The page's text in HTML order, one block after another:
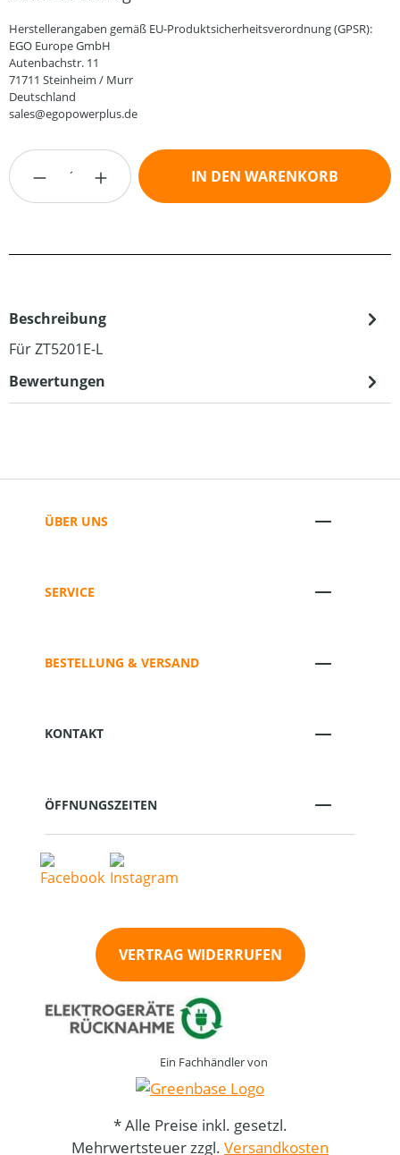
Herstellerangaben gemäß EU-Produktsicherheitsverordnung (GPSR):
EGO Europe GmbH
Autenbachstr. 11
71711 Steinheim / Murr
Deutschland
sales@egopowerplus.de
Produkt Anzahl: Gib den gewünschten
IN DEN WARENKORB
Beschreibung
Für ZT5201E-L
Bewertungen
ÜBER UNS
SERVICE
BESTELLUNG & VERSAND
KONTAKT
ÖFFNUNGSZEITEN
VERTRAG WIDERRUFEN
Ein Fachhändler von
* Alle Preise inkl. gesetzl.
Mehrwertsteuer zzgl. Versandkosten